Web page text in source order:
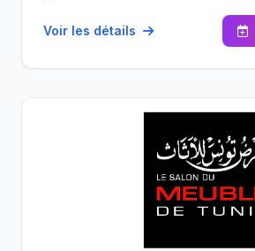
Voir les détails